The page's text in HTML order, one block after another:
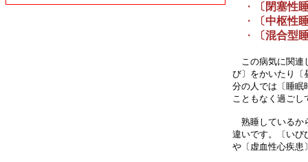
・
〔閉塞性
・
〔中枢性
・
〔混合型
この病気に関連
び〕をかいたり〔
分の人では〔睡眠
こともなく過ごし
熟睡しているか
違いです。〔いび
や〔虚血性心疾患